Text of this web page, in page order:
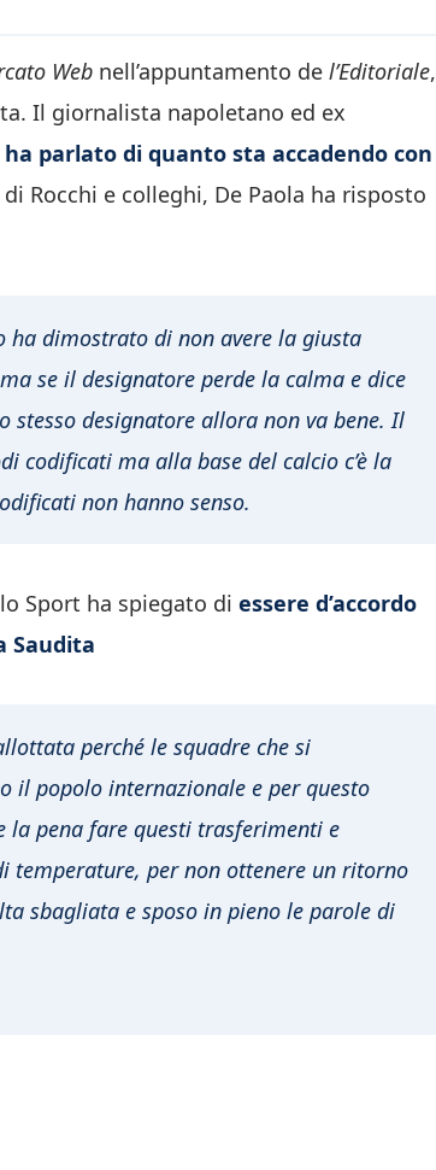
Web nell’appuntamento de l’Editoriale,
Il giornalista napoletano ed ex
ha parlato di quanto sta accadendo con
Rocchi e colleghi, De Paola ha risposto
ha dimostrato di non avere la giusta
se il designatore perde la calma e dice
designatore allora non va bene. Il
codificati ma alla base del calcio c’è la
non hanno senso.
Sport ha spiegato di essere d’accordo
Saudita
perché le squadre che si
il popolo internazionale e per questo
la pena fare questi trasferimenti e
temperature, per non ottenere un ritorno
sbagliata e sposo in pieno le parole di